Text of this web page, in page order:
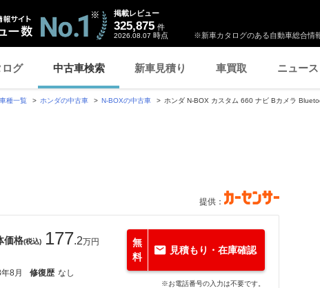
※新車カタログのある自動車総合情
掲載レビュー
325,875 件
2026.08.07 時点
ログ 中古車検索 新車見積り 車買取 ニュース
種一覧 ホンダの中古車 N-BOXの中古車 ホンダ N-BOX カスタム 660 ナビ Bカメラ
提供：
価格(税込) 177.2万円
8月 修復歴 なし
無
料
見積もり・在庫確認
※お電話番号の入力は不要です。